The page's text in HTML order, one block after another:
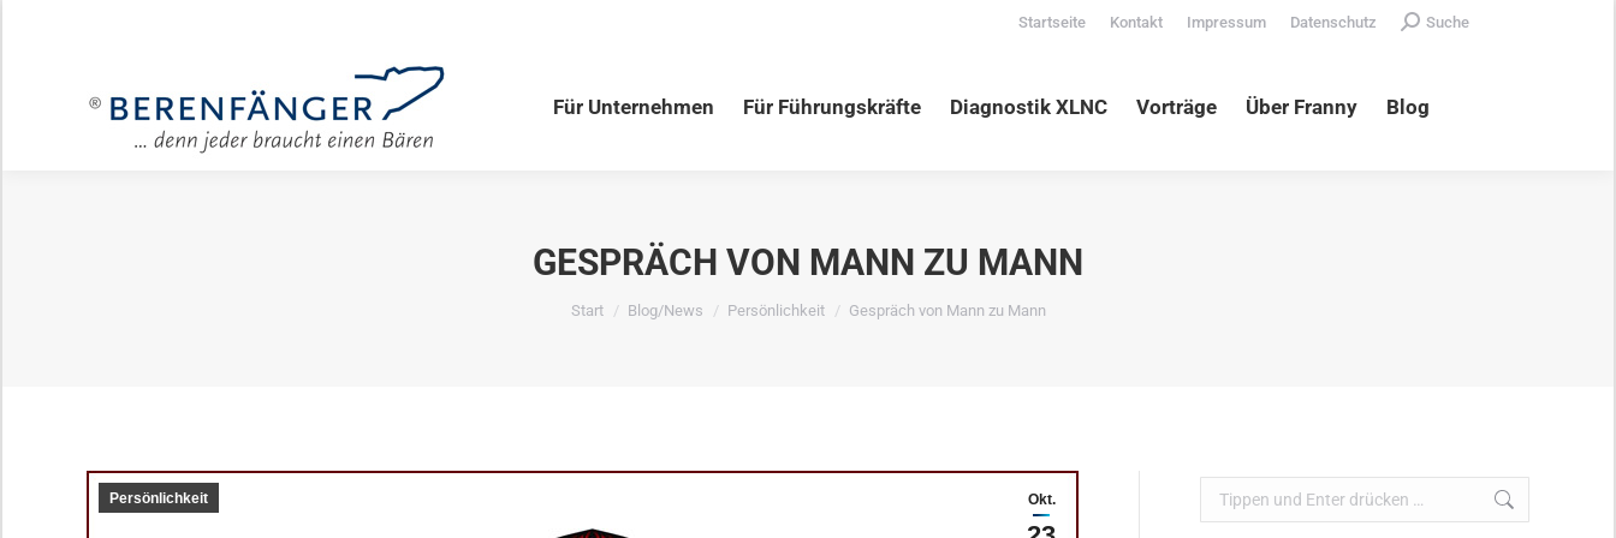
Startseite Kontakt Impressum Datenschutz Search:
Suche
Für Unternehmen Für Führungskräfte Diagnostik XLNC Vorträge Über Franny Blog
GESPRÄCH VON MANN ZU MANN
Sie befinden sich hier:
Start Blog/News Persönlichkeit Gespräch von Mann zu Mann
Okt.
Persönlichkeit Search: